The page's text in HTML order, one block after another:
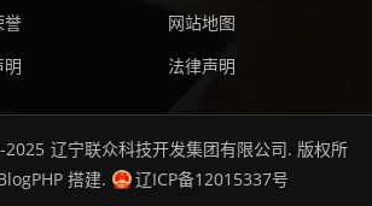
誉
网站地图
明
法律声明
2025 辽宁联众科技开发集团有限公司. 版权所
搭建.
辽ICP备12015337号